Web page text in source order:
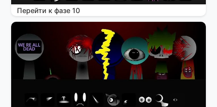
Перейти к фазе 10